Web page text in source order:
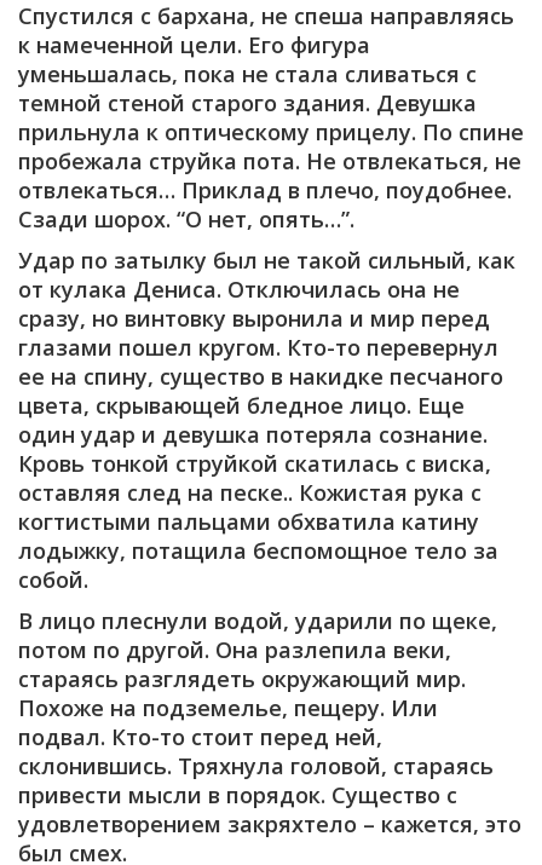
Спустился с бархана, не спеша направляясь
к намеченной цели. Его фигура
уменьшалась, пока не стала сливаться с
темной стеной старого здания. Девушка
прильнула к оптическому прицелу. По спине
пробежала струйка пота. Не отвлекаться, не
отвлекаться… Приклад в плечо, поудобнее.
Сзади шорох. “О нет, опять…”.
Удар по затылку был не такой сильный, как
от кулака Дениса. Отключилась она не
сразу, но винтовку выронила и мир перед
глазами пошел кругом. Кто-то перевернул
ее на спину, существо в накидке песчаного
цвета, скрывающей бледное лицо. Еще
один удар и девушка потеряла сознание.
Кровь тонкой струйкой скатилась с виска,
оставляя след на песке.. Кожистая рука с
когтистыми пальцами обхватила катину
лодыжку, потащила беспомощное тело за
собой.
В лицо плеснули водой, ударили по щеке,
потом по другой. Она разлепила веки,
стараясь разглядеть окружающий мир.
Похоже на подземелье, пещеру. Или
подвал. Кто-то стоит перед ней,
склонившись. Тряхнула головой, стараясь
привести мысли в порядок. Существо с
удовлетворением закряхтело – кажется, это
был смех.